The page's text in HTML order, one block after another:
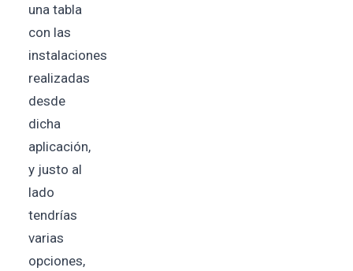
una tabla
con las
instalaciones
realizadas
desde
dicha
aplicación,
y justo al
lado
tendrías
varias
opciones,